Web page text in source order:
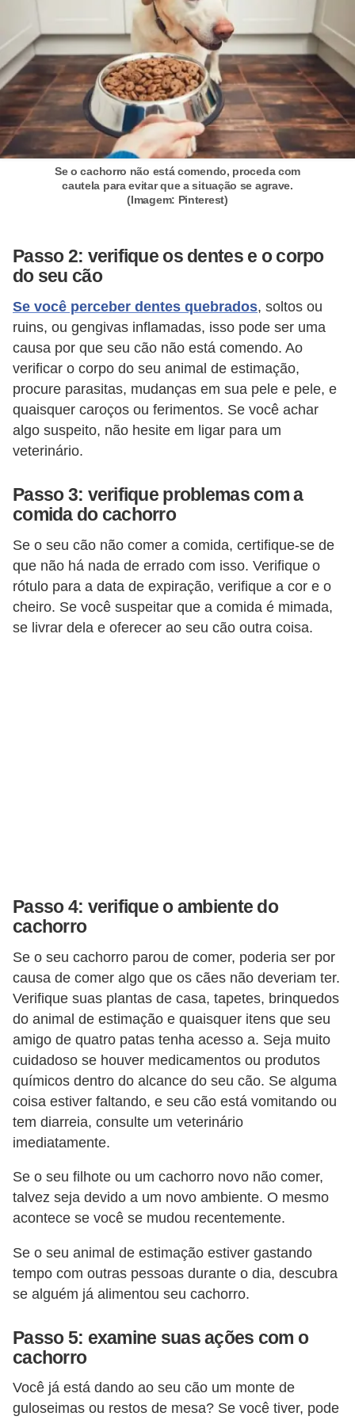
Se o cachorro não está comendo, proceda com
cautela para evitar que a situação se agrave.
(Imagem: Pinterest)
Passo 2: verifique os dentes e o corpo
do seu cão
Se você perceber dentes quebrados, soltos ou
ruins, ou gengivas inflamadas, isso pode ser uma
causa por que seu cão não está comendo. Ao
verificar o corpo do seu animal de estimação,
procure parasitas, mudanças em sua pele e pele, e
quaisquer caroços ou ferimentos. Se você achar
algo suspeito, não hesite em ligar para um
veterinário.
Passo 3: verifique problemas com a
comida do cachorro
Se o seu cão não comer a comida, certifique-se de
que não há nada de errado com isso. Verifique o
rótulo para a data de expiração, verifique a cor e o
cheiro. Se você suspeitar que a comida é mimada,
se livrar dela e oferecer ao seu cão outra coisa.
Passo 4: verifique o ambiente do
cachorro
Se o seu cachorro parou de comer, poderia ser por
causa de comer algo que os cães não deveriam ter.
Verifique suas plantas de casa, tapetes, brinquedos
do animal de estimação e quaisquer itens que seu
amigo de quatro patas tenha acesso a. Seja muito
cuidadoso se houver medicamentos ou produtos
químicos dentro do alcance do seu cão. Se alguma
coisa estiver faltando, e seu cão está vomitando ou
tem diarreia, consulte um veterinário
imediatamente.
Se o seu filhote ou um cachorro novo não comer,
talvez seja devido a um novo ambiente. O mesmo
acontece se você se mudou recentemente.
Se o seu animal de estimação estiver gastando
tempo com outras pessoas durante o dia, descubra
se alguém já alimentou seu cachorro.
Passo 5: examine suas ações com o
cachorro
Você já está dando ao seu cão um monte de
guloseimas ou restos de mesa? Se você tiver, pode
i
s
C
ã
e
s
c
o
r
o
s
e
c
n
n
s
G
s
P
e
i
x
e
s
o
r
n
m
e
t
a
s
R
é
p